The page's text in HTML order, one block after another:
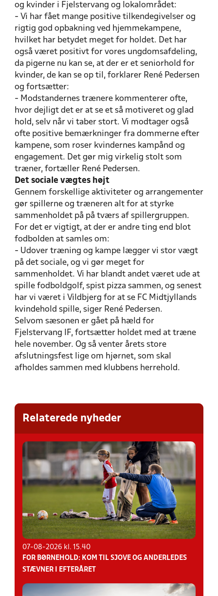
og kvinder i Fjelstervang og lokalområdet:
- Vi har fået mange positive tilkendegivelser og
rigtig god opbakning ved hjemmekampene,
hvilket har betydet meget for holdet. Det har
også været positivt for vores ungdomsafdeling,
da pigerne nu kan se, at der er et seniorhold for
kvinder, de kan se op til, forklarer René Pedersen
og fortsætter:
- Modstandernes trænere kommenterer ofte,
hvor dejligt det er at se et så motiveret og glad
hold, selv når vi taber stort. Vi modtager også
ofte positive bemærkninger fra dommerne efter
kampene, som roser kvindernes kampånd og
engagement. Det gør mig virkelig stolt som
træner, fortæller René Pedersen.
Det sociale vægtes højt
Gennem forskellige aktiviteter og arrangementer
gør spillerne og træneren alt for at styrke
sammenholdet på på tværs af spillergruppen.
For det er vigtigt, at der er andre ting end blot
fodbolden at samles om:
- Udover træning og kampe lægger vi stor vægt
på det sociale, og vi gør meget for
sammenholdet. Vi har blandt andet været ude at
spille fodboldgolf, spist pizza sammen, og senest
har vi været i Vildbjerg for at se FC Midtjyllands
kvindehold spille, siger René Pedersen.
Selvom sæsonen er gået på hæld for
Fjelstervang IF, fortsætter holdet med at træne
hele november. Og så venter årets store
afslutningsfest lige om hjørnet, som skal
afholdes sammen med klubbens herrehold.
Relaterede nyheder
07-08-2026 kl. 15.40
FOR BØRNEHOLD: KOM TIL SJOVE OG ANDERLEDES
STÆVNER I EFTERÅRET